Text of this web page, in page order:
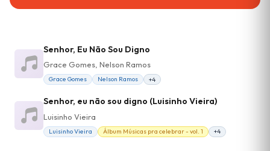
Senhor, Eu Não Sou Digno
Grace Gomes, Nelson Ramos
Grace Gomes Nelson Ramos +4
Senhor, eu não sou digno (Luisinho Vieira)
Luisinho Vieira
Luisinho Vieira Álbum Músicas pra celebrar - vol. 1 +4